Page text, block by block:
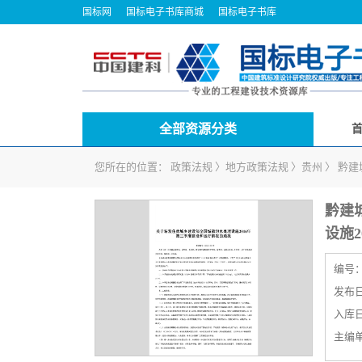
国标网 国标电子书库商城 国标电子书库
全部资源分类
您所在的位置： 政策法规 〉 地方政策法规 〉 贵州 〉 黔建
黔建
设施
编号
发布
入库
主编